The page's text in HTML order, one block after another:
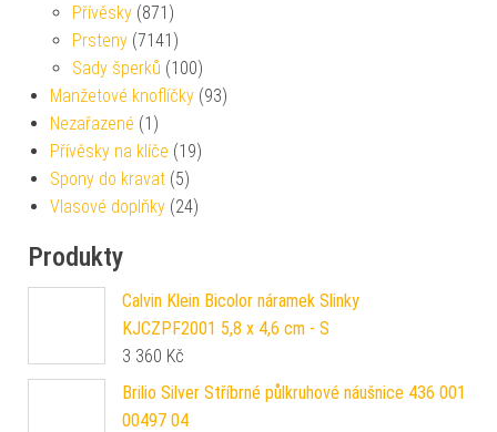
Přívěsky (871)
Prsteny (7141)
Sady šperků (100)
Manžetové knoflíčky (93)
Nezařazené (1)
Přívěsky na klíče (19)
Spony do kravat (5)
Vlasové doplňky (24)
Produkty
Calvin Klein Bicolor náramek Slinky
KJCZPF2001 5,8 x 4,6 cm - S
3 360 Kč
Brilio Silver Stříbrné půlkruhové náušnice 436 001
00497 04